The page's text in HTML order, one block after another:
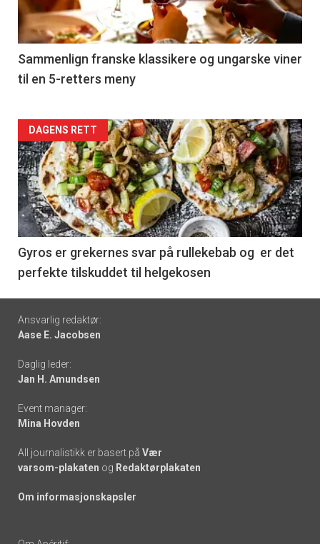
-
5
Sammenlign franske klassikere og ungarske viner
til en 5-retters meny
Forsiden
akkurat
nå
-
6
DAGENS RETT
Gyros er grekernes svar på rullekebab og er det
perfekte tilskuddet til helgekosen
Footer
-
links
Ansvarlig redaktør:
Aase E. Jacobsen
Daglig leder:
Jan H. Amundsen
Event manager:
Mina Hovden
All journalistikk er basert på Vær
varsom-plakaten og Redaktørplakaten
Om informasjonskapsler